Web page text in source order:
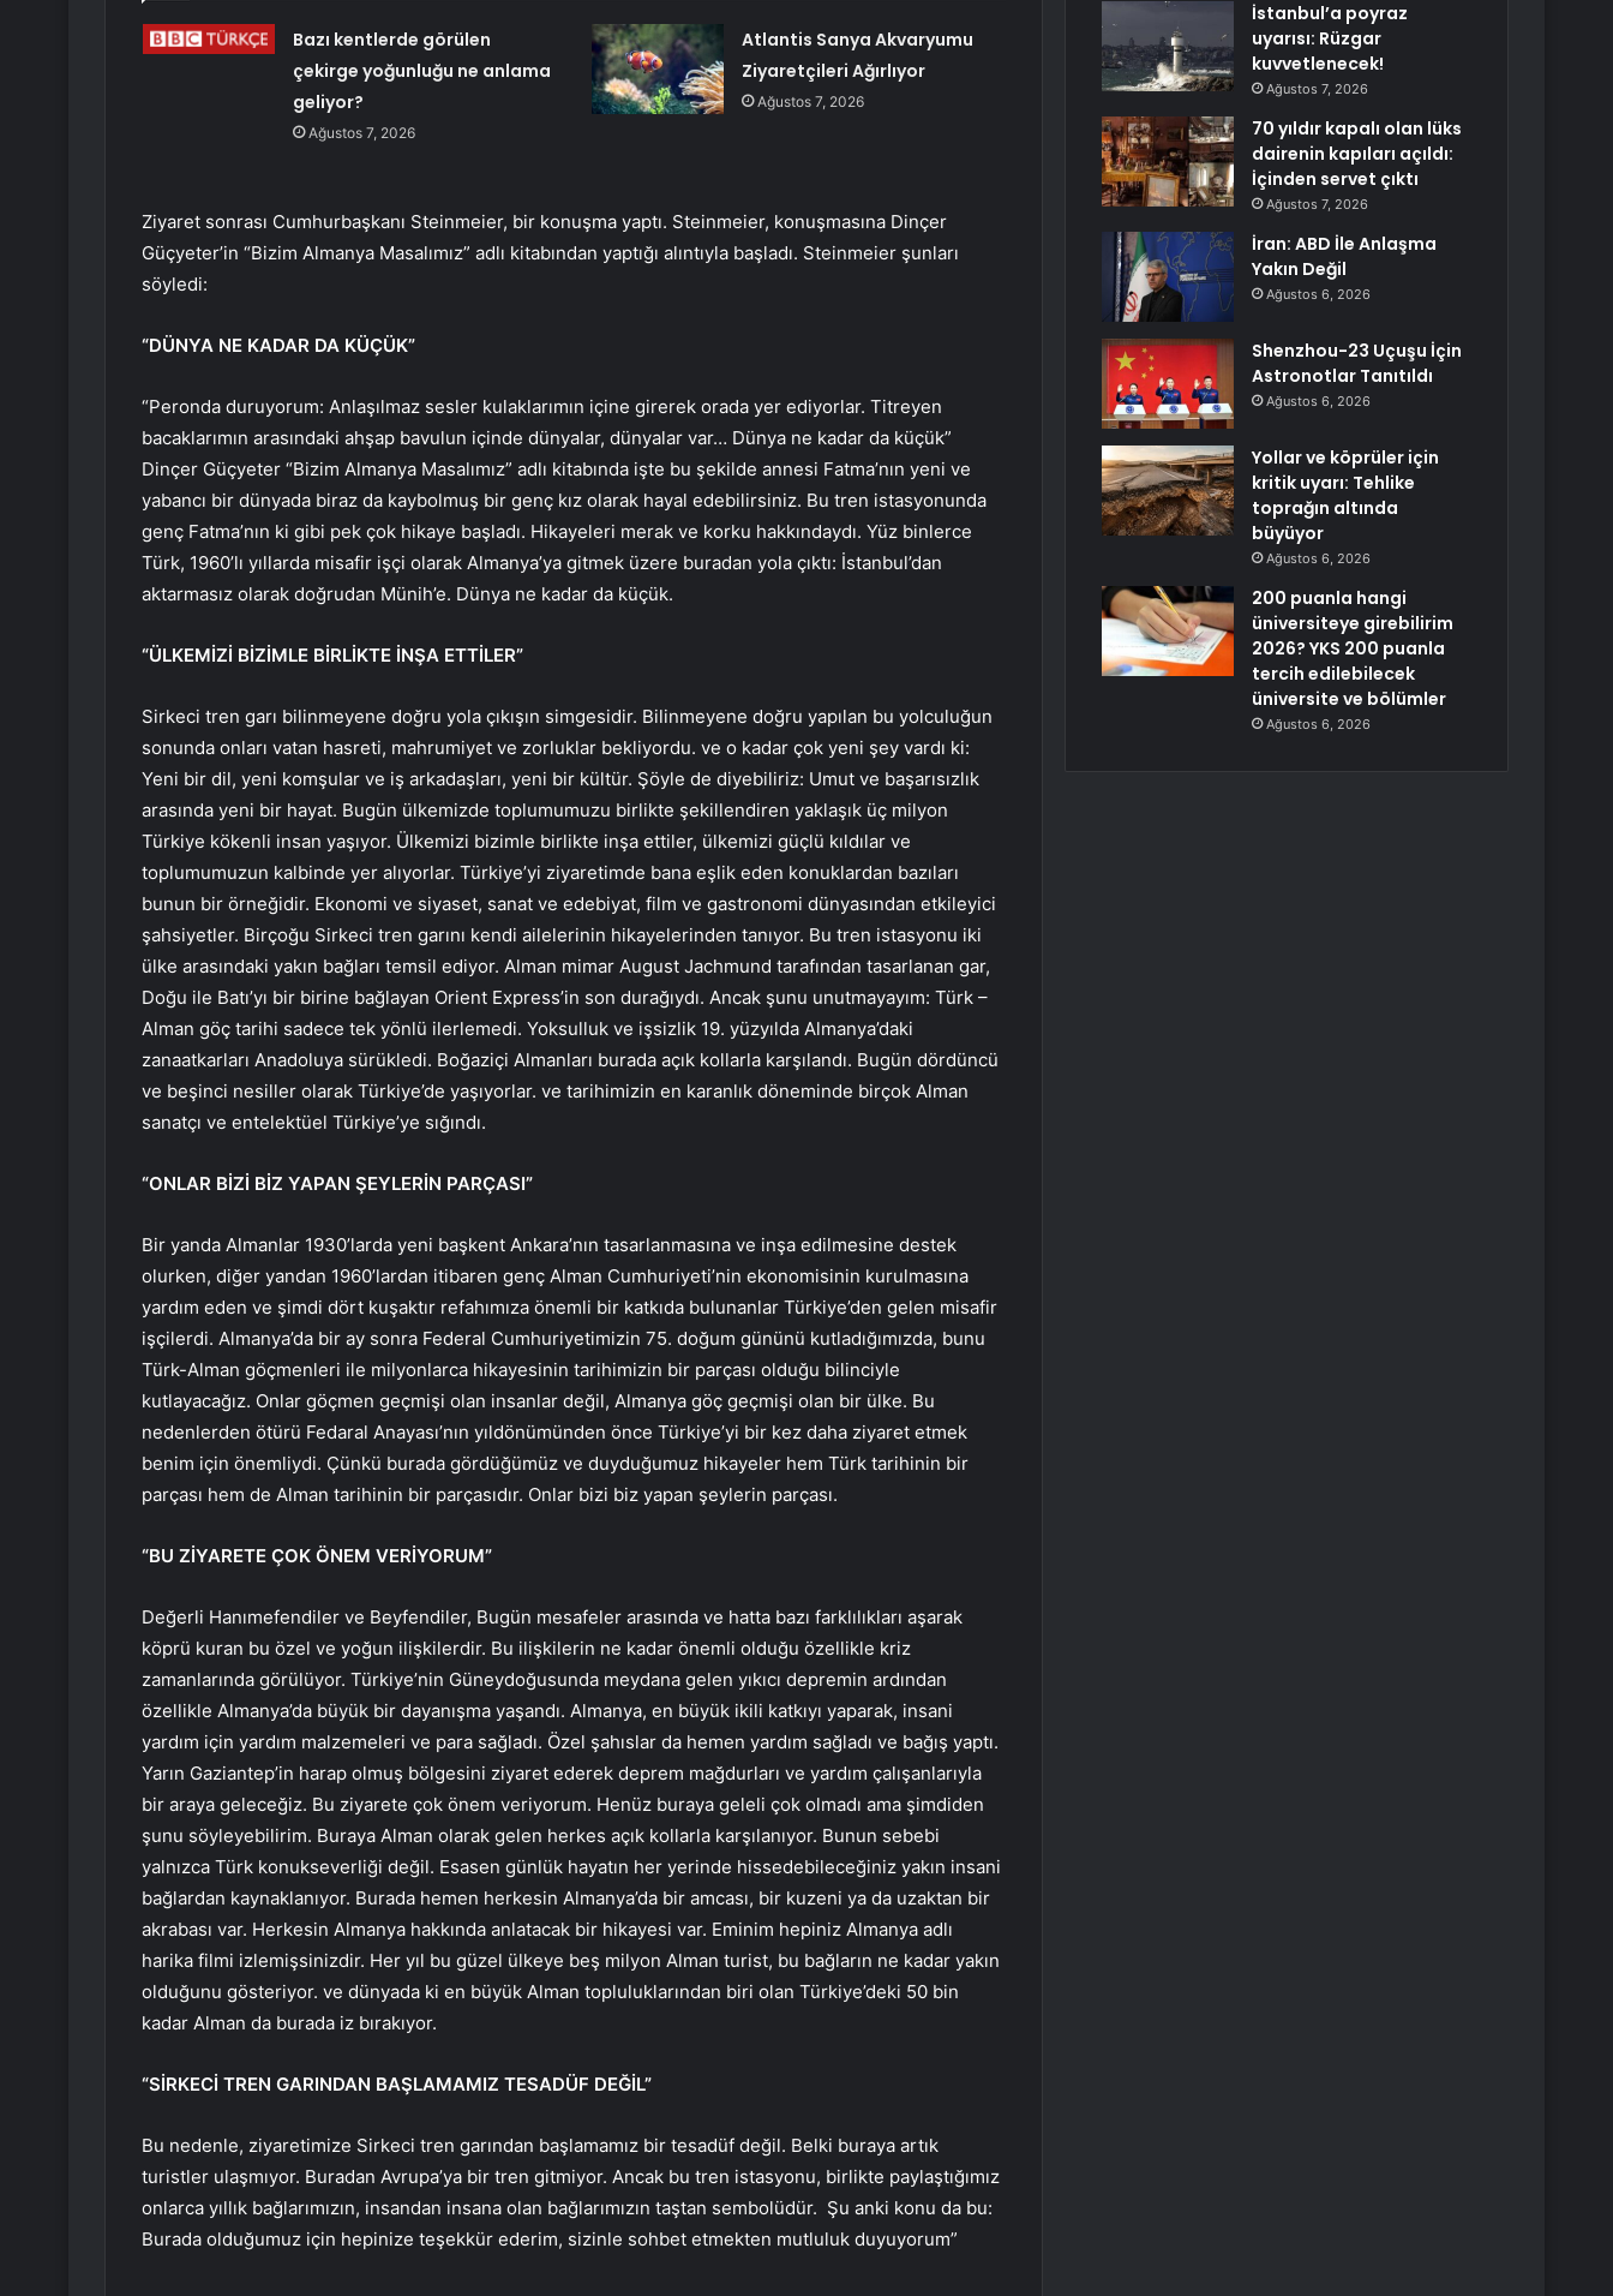
Bazı kentlerde görülen
çekirge yoğunluğu ne anlama
geliyor?
Ağustos 7, 2026
Atlantis Sanya Akvaryumu
Ziyaretçileri Ağırlıyor
Ağustos 7, 2026
Ziyaret sonrası Cumhurbaşkanı Steinmeier, bir konuşma yaptı. Steinmeier, konuşmasına Dinçer
Güçyeter’in “Bizim Almanya Masalımız” adlı kitabından yaptığı alıntıyla başladı. Steinmeier şunları
söyledi:
“DÜNYA NE KADAR DA KÜÇÜK”
“Peronda duruyorum: Anlaşılmaz sesler kulaklarımın içine girerek orada yer ediyorlar. Titreyen
bacaklarımın arasındaki ahşap bavulun içinde dünyalar, dünyalar var… Dünya ne kadar da küçük”
Dinçer Güçyeter “Bizim Almanya Masalımız” adlı kitabında işte bu şekilde annesi Fatma’nın yeni ve
yabancı bir dünyada biraz da kaybolmuş bir genç kız olarak hayal edebilirsiniz. Bu tren istasyonunda
genç Fatma’nın ki gibi pek çok hikaye başladı. Hikayeleri merak ve korku hakkındaydı. Yüz binlerce
Türk, 1960’lı yıllarda misafir işçi olarak Almanya’ya gitmek üzere buradan yola çıktı: İstanbul’dan
aktarmasız olarak doğrudan Münih’e. Dünya ne kadar da küçük.
“ÜLKEMİZİ BİZİMLE BİRLİKTE İNŞA ETTİLER”
Sirkeci tren garı bilinmeyene doğru yola çıkışın simgesidir. Bilinmeyene doğru yapılan bu yolculuğun
sonunda onları vatan hasreti, mahrumiyet ve zorluklar bekliyordu. ve o kadar çok yeni şey vardı ki:
Yeni bir dil, yeni komşular ve iş arkadaşları, yeni bir kültür. Şöyle de diyebiliriz: Umut ve başarısızlık
arasında yeni bir hayat. Bugün ülkemizde toplumumuzu birlikte şekillendiren yaklaşık üç milyon
Türkiye kökenli insan yaşıyor. Ülkemizi bizimle birlikte inşa ettiler, ülkemizi güçlü kıldılar ve
toplumumuzun kalbinde yer alıyorlar. Türkiye’yi ziyaretimde bana eşlik eden konuklardan bazıları
bunun bir örneğidir. Ekonomi ve siyaset, sanat ve edebiyat, film ve gastronomi dünyasından etkileyici
şahsiyetler. Birçoğu Sirkeci tren garını kendi ailelerinin hikayelerinden tanıyor. Bu tren istasyonu iki
ülke arasındaki yakın bağları temsil ediyor. Alman mimar August Jachmund tarafından tasarlanan gar,
Doğu ile Batı’yı bir birine bağlayan Orient Express’in son durağıydı. Ancak şunu unutmayayım: Türk –
Alman göç tarihi sadece tek yönlü ilerlemedi. Yoksulluk ve işsizlik 19. yüzyılda Almanya’daki
zanaatkarları Anadoluya sürükledi. Boğaziçi Almanları burada açık kollarla karşılandı. Bugün dördüncü
ve beşinci nesiller olarak Türkiye’de yaşıyorlar. ve tarihimizin en karanlık döneminde birçok Alman
sanatçı ve entelektüel Türkiye’ye sığındı.
“ONLAR BİZİ BİZ YAPAN ŞEYLERİN PARÇASI”
Bir yanda Almanlar 1930’larda yeni başkent Ankara’nın tasarlanmasına ve inşa edilmesine destek
olurken, diğer yandan 1960’lardan itibaren genç Alman Cumhuriyeti’nin ekonomisinin kurulmasına
yardım eden ve şimdi dört kuşaktır refahımıza önemli bir katkıda bulunanlar Türkiye’den gelen misafir
işçilerdi. Almanya’da bir ay sonra Federal Cumhuriyetimizin 75. doğum gününü kutladığımızda, bunu
Türk-Alman göçmenleri ile milyonlarca hikayesinin tarihimizin bir parçası olduğu bilinciyle
kutlayacağız. Onlar göçmen geçmişi olan insanlar değil, Almanya göç geçmişi olan bir ülke. Bu
nedenlerden ötürü Fedaral Anayası’nın yıldönümünden önce Türkiye’yi bir kez daha ziyaret etmek
benim için önemliydi. Çünkü burada gördüğümüz ve duyduğumuz hikayeler hem Türk tarihinin bir
parçası hem de Alman tarihinin bir parçasıdır. Onlar bizi biz yapan şeylerin parçası.
“BU ZİYARETE ÇOK ÖNEM VERİYORUM”
Değerli Hanımefendiler ve Beyfendiler, Bugün mesafeler arasında ve hatta bazı farklılıkları aşarak
köprü kuran bu özel ve yoğun ilişkilerdir. Bu ilişkilerin ne kadar önemli olduğu özellikle kriz
zamanlarında görülüyor. Türkiye’nin Güneydoğusunda meydana gelen yıkıcı depremin ardından
özellikle Almanya’da büyük bir dayanışma yaşandı. Almanya, en büyük ikili katkıyı yaparak, insani
yardım için yardım malzemeleri ve para sağladı. Özel şahıslar da hemen yardım sağladı ve bağış yaptı.
Yarın Gaziantep’in harap olmuş bölgesini ziyaret ederek deprem mağdurları ve yardım çalışanlarıyla
bir araya geleceğiz. Bu ziyarete çok önem veriyorum. Henüz buraya geleli çok olmadı ama şimdiden
şunu söyleyebilirim. Buraya Alman olarak gelen herkes açık kollarla karşılanıyor. Bunun sebebi
yalnızca Türk konukseverliği değil. Esasen günlük hayatın her yerinde hissedebileceğiniz yakın insani
bağlardan kaynaklanıyor. Burada hemen herkesin Almanya’da bir amcası, bir kuzeni ya da uzaktan bir
akrabası var. Herkesin Almanya hakkında anlatacak bir hikayesi var. Eminim hepiniz Almanya adlı
harika filmi izlemişsinizdir. Her yıl bu güzel ülkeye beş milyon Alman turist, bu bağların ne kadar yakın
olduğunu gösteriyor. ve dünyada ki en büyük Alman topluluklarından biri olan Türkiye’deki 50 bin
kadar Alman da burada iz bırakıyor.
“SİRKECİ TREN GARINDAN BAŞLAMAMIZ TESADÜF DEĞİL”
Bu nedenle, ziyaretimize Sirkeci tren garından başlamamız bir tesadüf değil. Belki buraya artık
turistler ulaşmıyor. Buradan Avrupa’ya bir tren gitmiyor. Ancak bu tren istasyonu, birlikte paylaştığımız
onlarca yıllık bağlarımızın, insandan insana olan bağlarımızın taştan sembolüdür. Şu anki konu da bu:
Burada olduğumuz için hepinize teşekkür ederim, sizinle sohbet etmekten mutluluk duyuyorum”
İstanbul’a poyraz
uyarısı: Rüzgar
kuvvetlenecek!
Ağustos 7, 2026
70 yıldır kapalı olan lüks
dairenin kapıları açıldı:
İçinden servet çıktı
Ağustos 7, 2026
İran: ABD İle Anlaşma
Yakın Değil
Ağustos 6, 2026
Shenzhou-23 Uçuşu İçin
Astronotlar Tanıtıldı
Ağustos 6, 2026
Yollar ve köprüler için
kritik uyarı: Tehlike
toprağın altında
büyüyor
Ağustos 6, 2026
200 puanla hangi
üniversiteye girebilirim
2026? YKS 200 puanla
tercih edilebilecek
üniversite ve bölümler
Ağustos 6, 2026